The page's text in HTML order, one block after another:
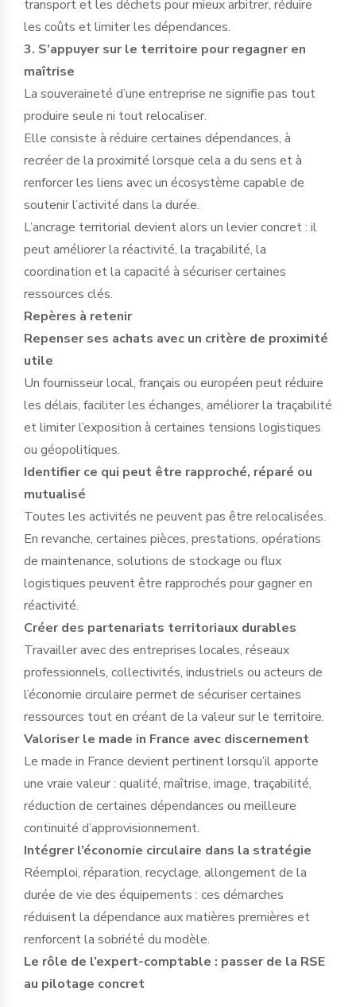
transport et les déchets pour mieux arbitrer, réduire
les coûts et limiter les dépendances.
3. S’appuyer sur le territoire pour regagner en
maîtrise
La souveraineté d’une entreprise ne signifie pas tout
produire seule ni tout relocaliser.
Elle consiste à réduire certaines dépendances, à
recréer de la proximité lorsque cela a du sens et à
renforcer les liens avec un écosystème capable de
soutenir l’activité dans la durée.
L’ancrage territorial devient alors un levier concret : il
peut améliorer la réactivité, la traçabilité, la
coordination et la capacité à sécuriser certaines
ressources clés.
Repères à retenir
Repenser ses achats avec un critère de proximité
utile
Un fournisseur local, français ou européen peut réduire
les délais, faciliter les échanges, améliorer la traçabilité
et limiter l’exposition à certaines tensions logistiques
ou géopolitiques.
Identifier ce qui peut être rapproché, réparé ou
mutualisé
Toutes les activités ne peuvent pas être relocalisées.
En revanche, certaines pièces, prestations, opérations
de maintenance, solutions de stockage ou flux
logistiques peuvent être rapprochés pour gagner en
réactivité.
Créer des partenariats territoriaux durables
Travailler avec des entreprises locales, réseaux
professionnels, collectivités, industriels ou acteurs de
l’économie circulaire permet de sécuriser certaines
ressources tout en créant de la valeur sur le territoire.
Valoriser le made in France avec discernement
Le made in France devient pertinent lorsqu’il apporte
une vraie valeur : qualité, maîtrise, image, traçabilité,
réduction de certaines dépendances ou meilleure
continuité d’approvisionnement.
Intégrer l’économie circulaire dans la stratégie
Réemploi, réparation, recyclage, allongement de la
durée de vie des équipements : ces démarches
réduisent la dépendance aux matières premières et
renforcent la sobriété du modèle.
Le rôle de l’expert-comptable : passer de la RSE
au pilotage concret